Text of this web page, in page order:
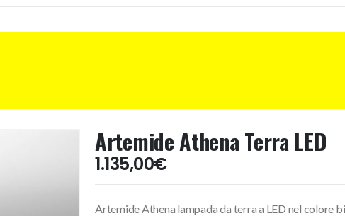
Artemide Athena Terra LED
1.135,00€
Artemide Athena lampada da terra a LED nel colore